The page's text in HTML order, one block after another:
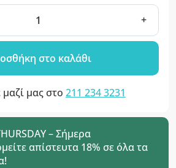
+
στο καλάθι
μας στο 211 234 3231
– Σήμερα
απίστευτα 18% σε όλα τα